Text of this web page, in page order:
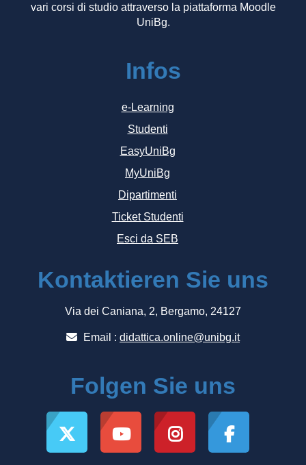
vari corsi di studio attraverso la piattaforma Moodle
UniBg.
Infos
e-Learning
Studenti
EasyUniBg
MyUniBg
Dipartimenti
Ticket Studenti
Esci da SEB
Kontaktieren Sie uns
Via dei Caniana, 2, Bergamo, 24127
Email : didattica.online@unibg.it
Folgen Sie uns